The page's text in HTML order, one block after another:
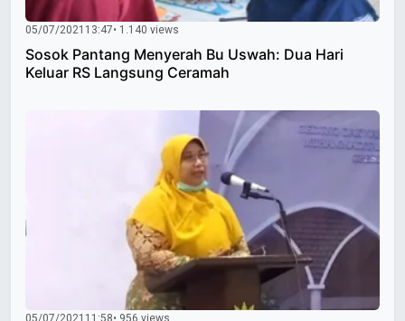
05/07/2021 13:47• 1.140 views
Sosok Pantang Menyerah Bu Uswah: Dua Hari
Keluar RS Langsung Ceramah